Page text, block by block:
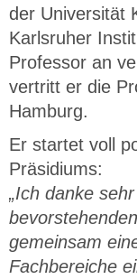
der Universität
Karlsruher
Professor an
vertritt er die
Hamburg.
Er startet voll
Präsidiums:
„Ich danke
gemeinsam
Fachbereiche